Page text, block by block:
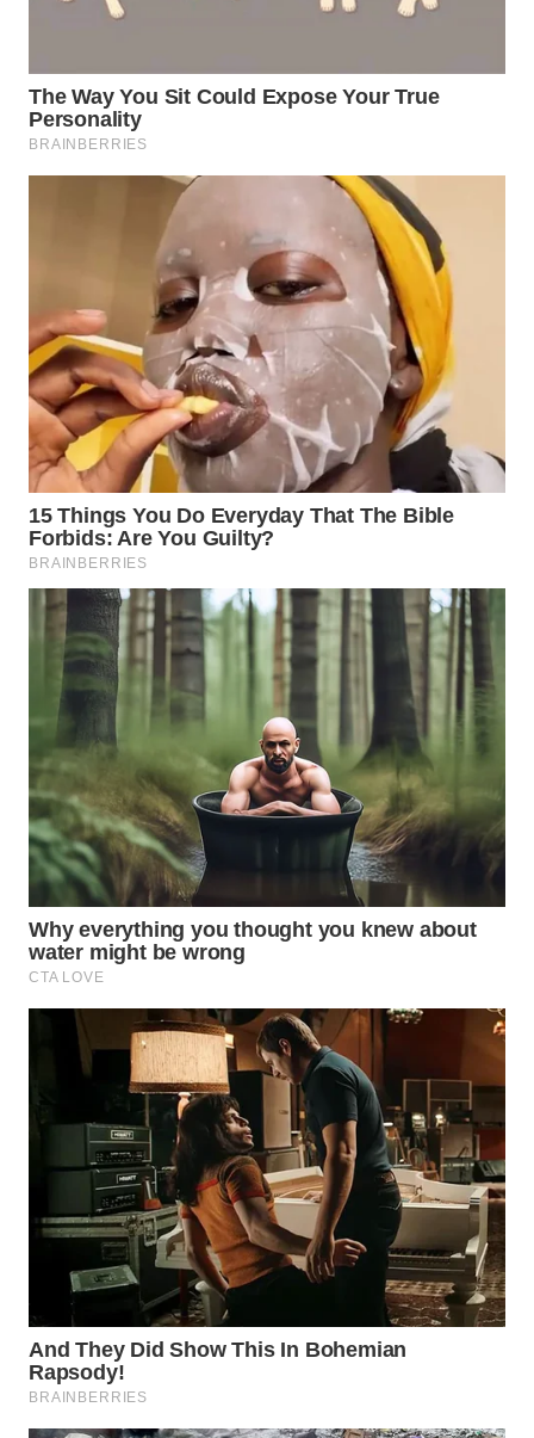
TANJUNG
WN
KARO
WN
TAPANULI
TENGAH
WN DELI
SERDANG
WN
TEBING
TINGGI
WN
PAKPAK
KARAWANG
WN
BEKASI
WN
BOGOR
WN
DEPOK
WN
TAPANULI
UTARA
WN
SAMOSIR
WN
PADANG
LAWAS